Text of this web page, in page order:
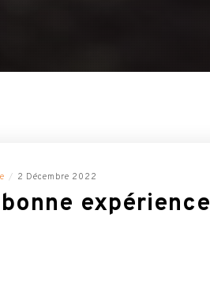
2 Décembre 2022
expérience